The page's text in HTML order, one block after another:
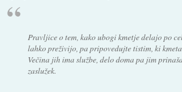
Pravljice o tem, kako ubogi kmetje delajo po
lahko preživijo, pa pripovedujte tistim, ki
Večina jih ima službe, delo doma pa jim
zaslužek.